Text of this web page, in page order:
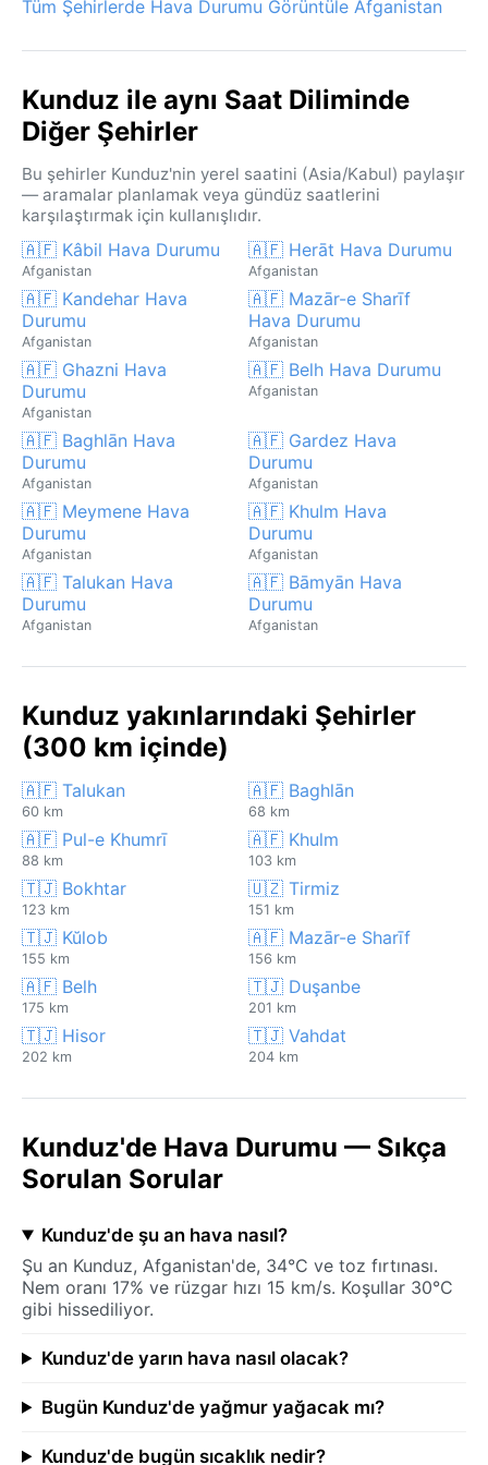
Tüm Şehirlerde Hava Durumu Görüntüle Afganistan
Kunduz ile aynı Saat Diliminde
Diğer Şehirler
Bu şehirler Kunduz'nin yerel saatini (Asia/Kabul) paylaşır
— aramalar planlamak veya gündüz saatlerini
karşılaştırmak için kullanışlıdır.
🇦🇫 Kâbil Hava Durumu
Afganistan
🇦🇫 Herāt Hava Durumu
Afganistan
🇦🇫 Kandehar Hava
Durumu
Afganistan
🇦🇫 Mazār-e Sharīf
Hava Durumu
Afganistan
🇦🇫 Ghazni Hava
Durumu
Afganistan
🇦🇫 Belh Hava Durumu
Afganistan
🇦🇫 Baghlān Hava
Durumu
Afganistan
🇦🇫 Gardez Hava
Durumu
Afganistan
🇦🇫 Meymene Hava
Durumu
Afganistan
🇦🇫 Khulm Hava
Durumu
Afganistan
🇦🇫 Talukan Hava
Durumu
Afganistan
🇦🇫 Bāmyān Hava
Durumu
Afganistan
Kunduz yakınlarındaki Şehirler
(300 km içinde)
🇦🇫 Talukan
60 km
🇦🇫 Baghlān
68 km
🇦🇫 Pul-e Khumrī
88 km
🇦🇫 Khulm
103 km
🇹🇯 Bokhtar
123 km
🇺🇿 Tirmiz
151 km
🇹🇯 Kŭlob
155 km
🇦🇫 Mazār-e Sharīf
156 km
🇦🇫 Belh
175 km
🇹🇯 Duşanbe
201 km
🇹🇯 Hisor
202 km
🇹🇯 Vahdat
204 km
Kunduz'de Hava Durumu — Sıkça
Sorulan Sorular
Kunduz'de şu an hava nasıl?
Şu an Kunduz, Afganistan'de, 34°C ve toz fırtınası.
Nem oranı 17% ve rüzgar hızı 15 km/s. Koşullar 30°C
gibi hissediliyor.
Kunduz'de yarın hava nasıl olacak?
Bugün Kunduz'de yağmur yağacak mı?
Kunduz'de bugün sıcaklık nedir?